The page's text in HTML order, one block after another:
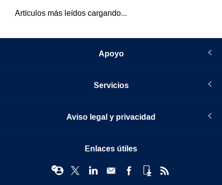
Artículos más leídos cargando...
Apoyo
Servicios
Aviso legal y privacidad
Enlaces útiles